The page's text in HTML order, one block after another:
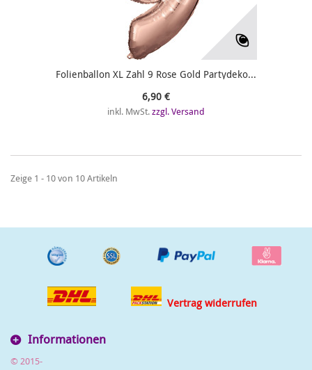
Folienballon XL Zahl 9 Rose Gold Partydeko...
6,90 €
inkl. MwSt.zzgl. Versand
Zeige 1 - 10 von 10 Artikeln
Vertrag widerrufen
Informationen
© 2015-